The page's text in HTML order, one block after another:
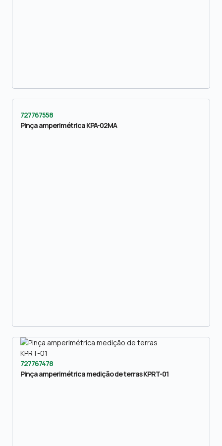
727767558
Pinça amperimétrica KPA-02MA
727767478
Pinça amperimétrica medição de terras KPRT-01